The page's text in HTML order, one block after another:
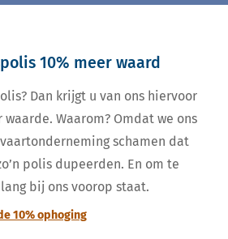
10% meer waard
Dan krijgt u van ons hiervoor
Waarom? Omdat we ons
schamen dat
polis dupeerden. En om te
bij ons voorop staat.
10% ophoging